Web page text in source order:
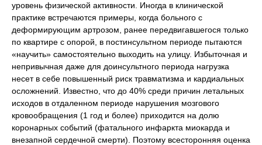
уровень физической активности. Иногда в клинической
практике встречаются примеры, когда больного с
деформирующим артрозом, ранее передвигавшегося только
по квартире с опорой, в постинсультном периоде пытаются
«научить» самостоятельно выходить на улицу. Избыточная и
непривычная даже для доинсультного периода нагрузка
несет в себе повышенный риск травматизма и кардиальных
осложнений. Известно, что до 40% среди причин летальных
исходов в отдаленном периоде нарушения мозгового
кровообращения (1 год и более) приходится на долю
коронарных событий (фатального инфаркта миокарда и
внезапной сердечной смерти). Поэтому всесторонняя оценка